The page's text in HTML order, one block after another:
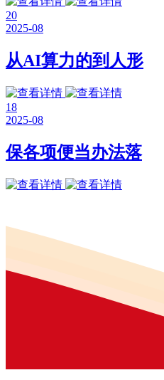
20
2025-08
从AI算力的到人形
18
2025-08
保各项便当办法落